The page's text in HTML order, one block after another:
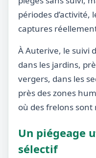
périodes d’activité,
captures
À Auterive, le suivi
dans les jardins,
vergers, dans les
près des zones
où des frelons
Un piégeage
sélectif